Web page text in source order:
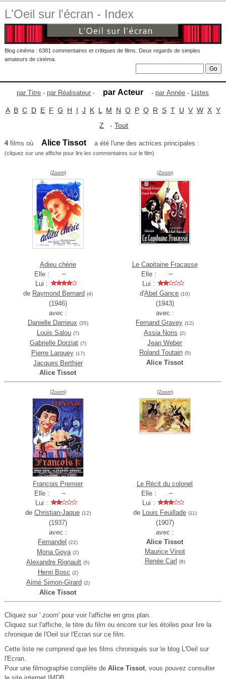
L'Oeil sur l'écran - Index
Blog cinéma : 6381 commentaires et critiques de films. Deux regards de simples
amateurs de cinéma.
par Titre -par Réalisateur - par Acteur -par Année - Listes
A B C D E F G H I J K L M N O P Q R S T U V W X Y
Z -Tout
4films où Alice Tissot a été l'une des actrices principales :
(cliquez sur une affiche pour lire les commentaires sur le film)
(Zoom)
Adieu chérie
Elle :
Lui :
de Raymond Bernard (4)
(1946)
avec :
Danielle Darrieux (35)
Louis Salou (7)
Gabrielle Dorziat (7)
Pierre Larquey (17)
Jacques Berthier
Alice Tissot
(Zoom)
Le Capitaine Fracasse
Elle :
Lui :
d'Abel Gance (10)
(1943)
avec :
Fernand Gravey (12)
Assia Noris (2)
Jean Weber
Roland Toutain (5)
Alice Tissot
(Zoom)
François Premier
Elle :
Lui :
de Christian-Jaque (12)
(1937)
avec :
Fernandel
(22)
Mona Goya (2)
Alexandre Rignault (5)
Henri Bosc (2)
Aimé Simon-Girard (2)
Alice Tissot
(Zoom)
Le Récit du colonel
Elle :
Lui :
de Louis Feuillade (11)
(1907)
avec :
Alice Tissot
Maurice Vinot
Renée Carl
(8)
Cliquez sur ' zoom' pour voir l'affiche en gros plan.
Cliquez sur l'affiche, le titre du film ou encore sur les étoiles pour lire la
chronique de l'Oeil sur l'Ecran sur ce film.
Cette liste ne comprend que les films chroniqués sur le blog L'Oeil sur
l'Ecran.
Pour une filmographie complète de Alice Tissot, vous pouvez consulter